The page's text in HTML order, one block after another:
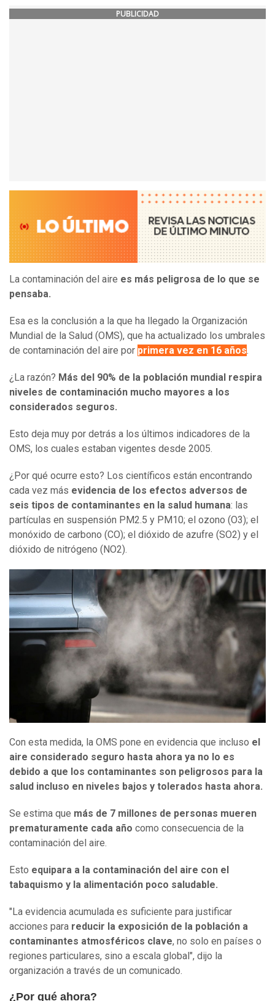
PUBLICIDAD
La contaminación del aire es más peligrosa de lo que se
pensaba.
Esa es la conclusión a la que ha llegado la Organización
Mundial de la Salud (OMS), que ha actualizado los umbrales
de contaminación del aire por primera vez en 16 años.
¿La razón? Más del 90% de la población mundial respira
niveles de contaminación mucho mayores a los
considerados seguros.
Esto deja muy por detrás a los últimos indicadores de la
OMS, los cuales estaban vigentes desde 2005.
¿Por qué ocurre esto? Los científicos están encontrando
cada vez más evidencia de los efectos adversos de
seis tipos de contaminantes en la salud humana: las
partículas en suspensión PM2.5 y PM10; el ozono (O3); el
monóxido de carbono (CO); el dióxido de azufre (SO2) y el
dióxido de nitrógeno (NO2).
Con esta medida, la OMS pone en evidencia que incluso el
aire considerado seguro hasta ahora ya no lo es
debido a que los contaminantes son peligrosos para la
salud incluso en niveles bajos y tolerados hasta ahora.
Se estima que más de 7 millones de personas mueren
prematuramente cada año como consecuencia de la
contaminación del aire.
Esto equipara a la contaminación del aire con el
tabaquismo y la alimentación poco saludable.
"La evidencia acumulada es suficiente para justificar
acciones para reducir la exposición de la población a
contaminantes atmosféricos clave, no solo en países o
regiones particulares, sino a escala global", dijo la
organización a través de un comunicado.
¿Por qué ahora?